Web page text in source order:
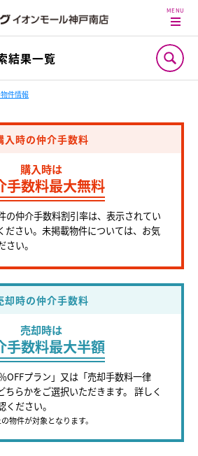
結果一覧
件情報
入時の仲介手数料
購入時は
手数料最大無料
の仲介手数料割引率は、表示されてい
ださい。未掲載物件については、お気
い。
却時の仲介手数料
売却時は
手数料最大半額
OFFプラン」又は「売却手数料一律
ちらかをご選択いただきます。 詳しく
ださい。
物件が対象となります。